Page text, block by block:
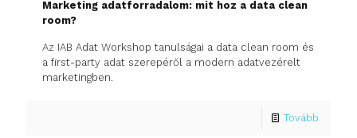
Marketing adatforradalom: mit hoz a data clean
room?
Az IAB Adat Workshop tanulságai a data clean room és
a first-party adat szerepéről a modern adatvezérelt
marketingben.
Tovább